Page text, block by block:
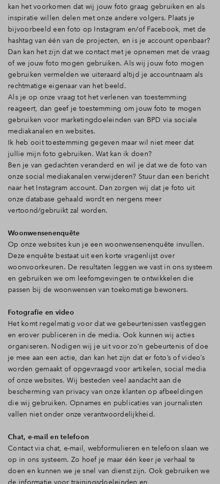
kan het voorkomen dat wij jouw foto graag gebruiken en als
inspiratie willen delen met onze andere volgers. Plaats je
bijvoorbeeld een foto op Instagram en/of Facebook, met de
hashtag van één van de projecten, en is je account openbaar?
Dan kan het zijn dat we contact met je opnemen met de vraag
of we jouw foto mogen gebruiken. Als wij jouw foto mogen
gebruiken vermelden we uiteraard altijd je accountnaam als
rechtmatige eigenaar van het beeld.
Als je op onze vraag tot het verlenen van toestemming
reageert, dan geef je toestemming om jouw foto te mogen
gebruiken voor marketingdoeleinden van BPD via sociale
mediakanalen en websites.
Ik heb ooit toestemming gegeven maar wil niet meer dat
jullie mijn foto gebruiken. Wat kan ik doen?
Ben je van gedachten veranderd en wil je dat we de foto van
onze social mediakanalen verwijderen? Stuur dan een bericht
naar het Instagram account. Dan zorgen wij dat je foto uit
onze database gehaald wordt en nergens meer
vertoond/gebruikt zal worden.
Woonwensenenquête
Op onze websites kun je een woonwensenenquête invullen.
Deze enquête bestaat uit een korte vragenlijst over
woonvoorkeuren. De resultaten leggen we vast in ons systeem
en gebruiken we om leefomgevingen te ontwikkelen die
passen bij de woonwensen van toekomstige bewoners.
Fotografie en video
Het komt regelmatig voor dat we gebeurtenissen vastleggen
en erover publiceren in de media. Ook kunnen wij acties
organiseren. Nodigen wij je uit voor zo’n gebeurtenis of doe
je mee aan een actie, dan kan het zijn dat er foto’s of video’s
worden gemaakt of opgevraagd voor artikelen, social media
of onze websites. Wij besteden veel aandacht aan de
bescherming van privacy van onze klanten op afbeeldingen
die wij gebruiken. Opnames en publicaties van journalisten
vallen niet onder onze verantwoordelijkheid.
Chat, e-mail en telefoon
Contact via chat, e-mail, webformulieren en telefoon slaan we
op in ons systeem. Zo hoef je maar één keer je verhaal te
doen en kunnen we je snel van dienst zijn. Ook gebruiken we
de informatie voor trainingsdoeleinden en